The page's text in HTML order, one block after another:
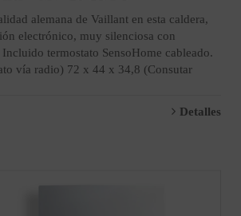
alemana de Vaillant en esta caldera,
electrónico, muy silenciosa con
termostato SensoHome cableado.
vía radio) 72 x 44 x 34,8 (Consutar
Detalles